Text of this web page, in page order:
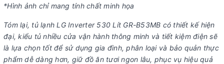
*Hình ảnh chỉ mang tính chất minh họa
Tóm lại, tủ lạnh LG Inverter 530 Lít GR-B53MB có thiết kế hiện
đại, kiểu tủ nhiều cửa vận hành thông minh và tiết kiệm điện sẽ
là lựa chọn tốt để sử dụng gia đình, phân loại và bảo quản thực
phẩm dễ dàng hơn, giữ đồ ăn tươi ngon lâu, phục vụ hiệu quả